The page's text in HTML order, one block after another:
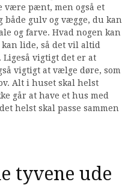
være pænt, men også et
gulv og vægge, du kan
og farve. Hvad nogen kan
lide, så det vil altid
vigtigt det er at
vigtigt at vælge døre, som
Alt i huset skal helst
går at have et hus med
helst skal passe sammen
tyvene ude